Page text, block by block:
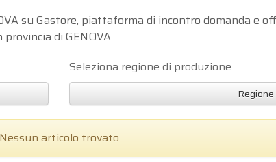
su Gastore, piattaforma di incontro domanda e
di GENOVA
Seleziona regione di produzione
Regione
Nessun articolo trovato